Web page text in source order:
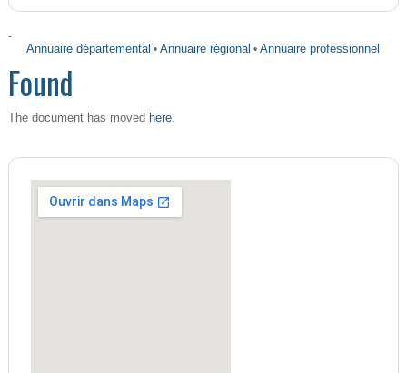
-
Annuaire départemental •Annuaire régional •Annuaire professionnel
Found
The document has moved here.